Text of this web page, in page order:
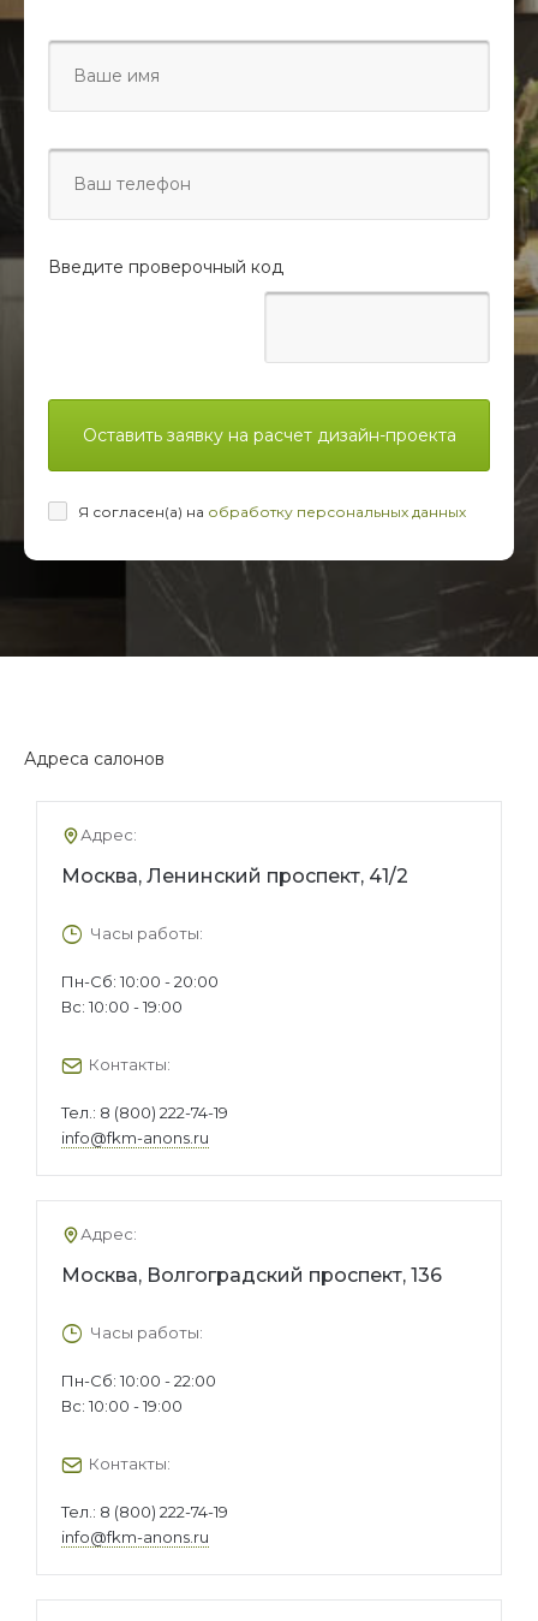
Введите проверочный код
Оставить заявку на расчет дизайн-проекта
Я согласен(а) на обработку персональных данных
Адреса салонов
Адрес:
Москва, Ленинский проспект, 41/2
Часы работы:
Пн-Сб: 10:00 - 20:00
Вс: 10:00 - 19:00
Контакты:
Тел.: 8 (800) 222-74-19
info@fkm-anons.ru
Адрес:
Москва, Волгоградский проспект, 136
Часы работы:
Пн-Сб: 10:00 - 22:00
Вс: 10:00 - 19:00
Контакты:
Тел.: 8 (800) 222-74-19
info@fkm-anons.ru